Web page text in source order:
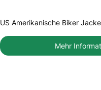
US Amerikanische Biker
Mehr